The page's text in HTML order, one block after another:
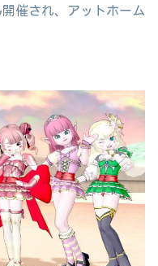
催され、アットホーム